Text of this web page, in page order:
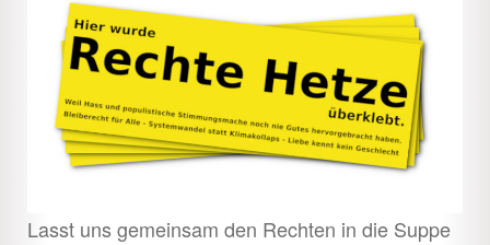
Lasst uns gemeinsam den Rechten in die Suppe